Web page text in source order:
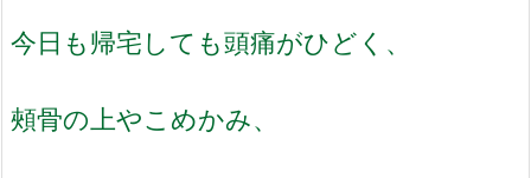
今日も帰宅しても頭痛がひどく、
頰骨の上やこめかみ、